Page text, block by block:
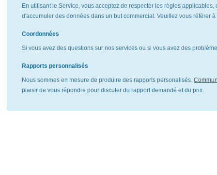
En utilisant le Service, vous acceptez de respecter les règles
d'accumuler des données dans un but commercial. Veuillez vous référer
Coordonnées
Si vous avez des questions sur nos services ou si vous avez des
Rapports personnalisés
Nous sommes en mesure de produire des rapports personalisés.
plaisir de vous répondre pour discuter du rapport demandé et du prix.